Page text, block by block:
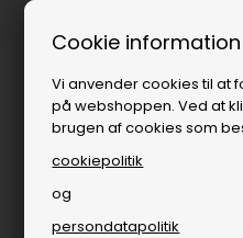
Cookie information
Vi anvender cookies til at
på webshoppen. Ved at
brugen af cookies som
cookiepolitik
og
persondatapolitik